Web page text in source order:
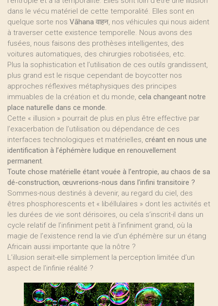
dans le vécu matériel de cette temporalité. Elles sont en
quelque sorte nos Vāhana वाहन, nos véhicules qui nous aident
à traverser cette existence temporelle. Nous avons des
fusées, nous faisons des prothèses intelligentes, des
voitures automatiques, des chirurgies robotisées, etc.
Plus la sophistication et l’utilisation de ces outils grandissent,
plus grand est le risque cependant de boycotter nos
approches réflexives métaphysiques des principes
immuables de la création et du monde, cela changeant notre
place naturelle dans ce monde.
Cette « illusion » pourrait de plus en plus être effective par
l’exacerbation de l’utilisation ou dépendance de ces
interfaces technologiques et matérielles, créant en nous une
identification à l’éphémère ludique en renouvellement
permanent.
Toute chose matérielle étant vouée à l’entropie, au chaos de sa
dé-construction, œuvrerions-nous dans l’infini transitoire ?
Sommes-nous destinés à devenir, au regard du ciel, des
êtres phosphorescents et « libéllulaires » dont les activités et
les durées de vie sont dérisoires, ou cela s’inscrit-il dans un
cycle relatif de l’infiniment petit à l’infiniment grand, où la
magie de l’existence rend la vie d’un éphémère sur un étang
Africain aussi importante que la nôtre ?
L’illusion serait-elle simplement la perception limitée d’un
aspect de l’infinie réalité ?